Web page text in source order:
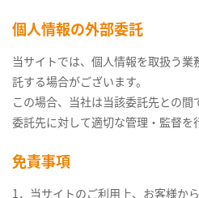
個人情報の外部委託
当サイトでは、個人情報を取扱う
託する場合がございます。
この場合、当社は当該委託先との
委託先に対して適切な管理・監督を
免責事項
1．当サイトのご利用上、お客様か